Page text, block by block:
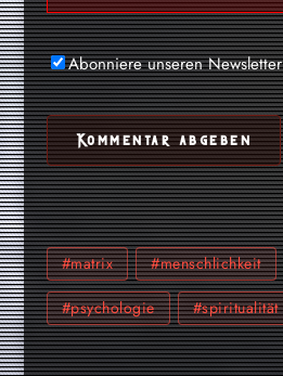
Abonniere unseren Newsletter
#matrix #menschlichkeit
#psychologie #spiritualität